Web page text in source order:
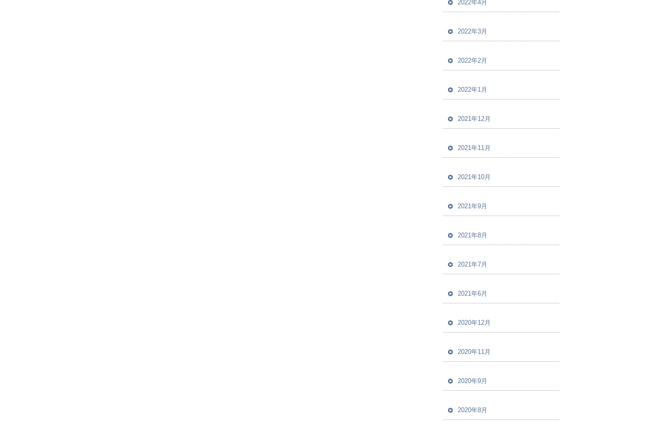
2022年4月
2022年3月
2022年2月
2022年1月
2021年12月
2021年11月
2021年10月
2021年9月
2021年8月
2021年7月
2021年6月
2020年12月
2020年11月
2020年9月
2020年8月